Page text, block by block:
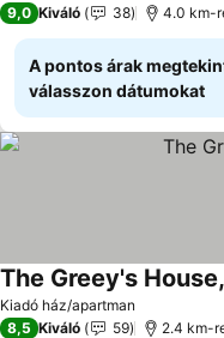
9,0 Kiváló 38 4.0 km-
A pontos árak
válasszon dátumokat
Kiadó ház/apartman
The Greey's
8,5 Kiváló 59 2.4 km-